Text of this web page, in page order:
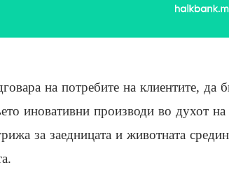
на потребите на клиентите, да
иновативни производи во духот
за заедницата и животната